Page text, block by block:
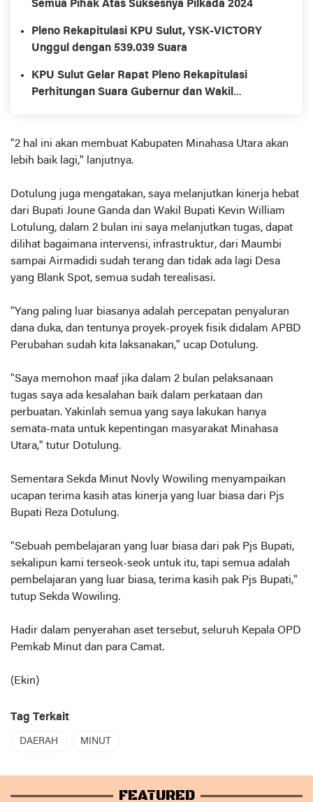
Semua Pihak Atas Suksesnya Pilkada 2024
Pleno Rekapitulasi KPU Sulut, YSK-VICTORY
Unggul dengan 539.039 Suara
KPU Sulut Gelar Rapat Pleno Rekapitulasi
Perhitungan Suara Gubernur dan Wakil
"2 hal ini akan membuat Kabupaten Minahasa Utara akan
lebih baik lagi," lanjutnya.
Dotulung juga mengatakan, saya melanjutkan kinerja hebat
dari Bupati Joune Ganda dan Wakil Bupati Kevin William
Lotulung, dalam 2 bulan ini saya melanjutkan tugas, dapat
dilihat bagaimana intervensi, infrastruktur, dari Maumbi
sampai Airmadidi sudah terang dan tidak ada lagi Desa
yang Blank Spot, semua sudah terealisasi.
"Yang paling luar biasanya adalah percepatan penyaluran
dana duka, dan tentunya proyek-proyek fisik didalam APBD
Perubahan sudah kita laksanakan," ucap Dotulung.
"Saya memohon maaf jika dalam 2 bulan pelaksanaan
tugas saya ada kesalahan baik dalam perkataan dan
perbuatan. Yakinlah semua yang saya lakukan hanya
semata-mata untuk kepentingan masyarakat Minahasa
Utara," tutur Dotulung.
Sementara Sekda Minut Novly Wowiling menyampaikan
ucapan terima kasih atas kinerja yang luar biasa dari Pjs
Bupati Reza Dotulung.
"Sebuah pembelajaran yang luar biasa dari pak Pjs Bupati,
sekalipun kami terseok-seok untuk itu, tapi semua adalah
pembelajaran yang luar biasa, terima kasih pak Pjs Bupati,"
tutup Sekda Wowiling.
Hadir dalam penyerahan aset tersebut, seluruh Kepala OPD
Pemkab Minut dan para Camat.
(Ekin)
Tag Terkait
DAERAH MINUT
FEATURED